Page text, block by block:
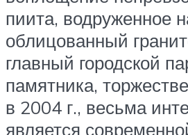
пиита, водруженное
облицованный
главный городской
памятника,
в 2004 г., весьма
является